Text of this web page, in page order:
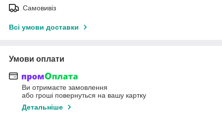
Самовивіз
Всі умови доставки
Умови оплати
Ви отримаєте замовлення
або гроші повернуться на вашу картку
Детальніше